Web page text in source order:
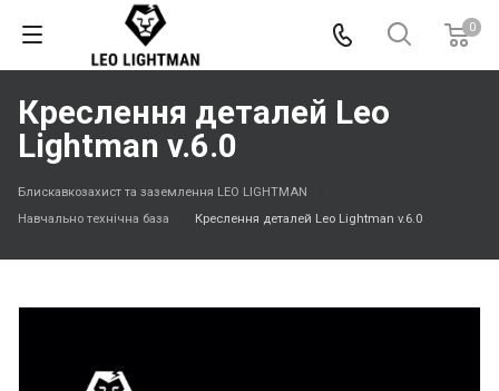
0
Креслення деталей Leo
Lightman v.6.0
Блискавкозахист та заземлення LEO LIGHTMAN
Навчально технічна база
Креслення деталей Leo Lightman v.6.0